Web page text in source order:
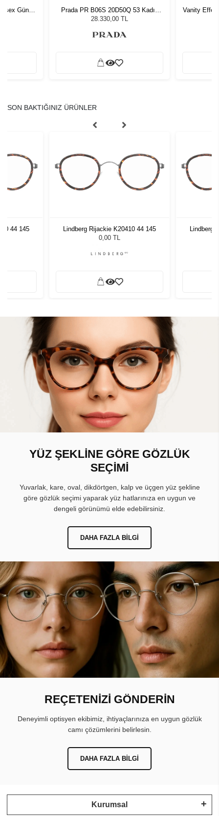
Güneş
Prada PR B06S 20D50Q 53 Kadın
Güneş Gözlüğü
28.330,00 TL
Vanity
SON BAKTIĞINIZ ÜRÜNLER
44 145
Lindberg Rijackie K20410 44 145
0,00 TL
Lindberg
YÜZ ŞEKLİNE GÖRE GÖZLÜK
SEÇİMİ
Yuvarlak, kare, oval, dikdörtgen, kalp ve üçgen yüz şekline
göre gözlük seçimi yaparak yüz hatlarınıza en uygun ve
dengeli görünümü elde edebilirsiniz.
DAHA FAZLA BILGI
REÇETENİZİ GÖNDERİN
Deneyimli optisyen ekibimiz, ihtiyaçlarınıza en uygun gözlük
camı çözümlerini belirlesin.
DAHA FAZLA BILGI
Kurumsal